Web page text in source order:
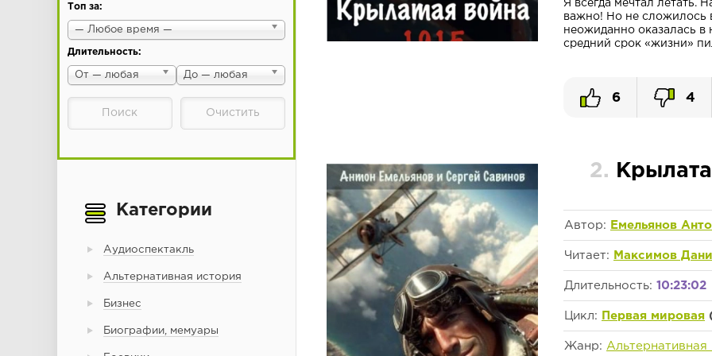
Топ за:
— Любое время —
Длительность:
От — любая До — любая
Категории
Аудиоспектакль
Альтернативная история
Бизнес
Биографии, мемуары
Я всегда мечтал летать.
важно! Но не сложилось
неожиданно оказалась в
средний срок «жизни»
6 4
2.
Автор: Емельянов
Читает: Максимов
Длительность: 10:23:02
Цикл: Первая мировая
Жанр: Альтернативная